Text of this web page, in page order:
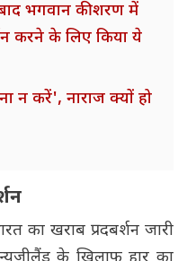
भगवान की शरण में
करने के लिए किया ये
न करें', नाराज क्यों हो
का खराब प्रदबर्शन जारी